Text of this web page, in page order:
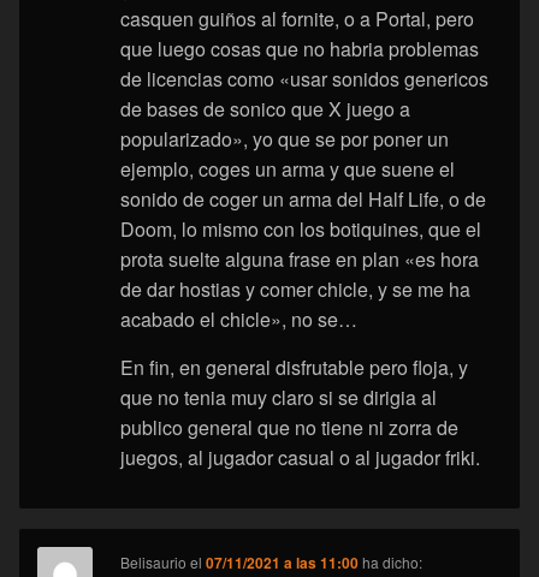
casquen guiños al fornite, o a Portal, pero
que luego cosas que no habria problemas
de licencias como «usar sonidos genericos
de bases de sonico que X juego a
popularizado», yo que se por poner un
ejemplo, coges un arma y que suene el
sonido de coger un arma del Half Life, o de
Doom, lo mismo con los botiquines, que el
prota suelte alguna frase en plan «es hora
de dar hostias y comer chicle, y se me ha
acabado el chicle», no se…
En fin, en general disfrutable pero floja, y
que no tenia muy claro si se dirigia al
publico general que no tiene ni zorra de
juegos, al jugador casual o al jugador friki.
Belisaurio el07/11/2021 a las 11:00 ha dicho: